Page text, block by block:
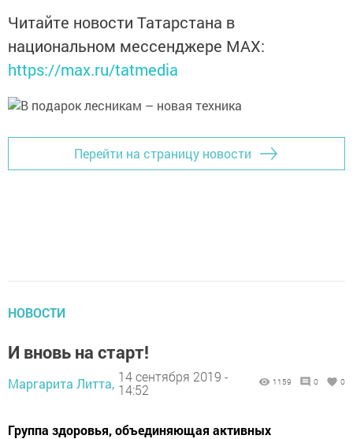
Читайте новости Татарстана в
национальном мессенджере MАХ:
https://max.ru/tatmedia
Перейти на страницу новости
НОВОСТИ
И вновь на старт!
Маргарита Литта, 14 сентября 2019 -
14:52
1159 0 0
Группа здоровья, объединяющая активных